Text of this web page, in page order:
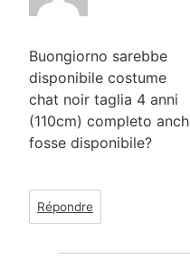
Buongiorno sarebbe
disponibile costume
chat noir taglia 4 anni
(110cm) completo
fosse disponibile?
Répondre